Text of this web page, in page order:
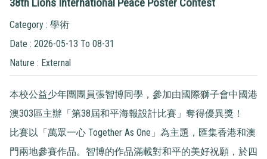
38th Lions International Peace Poster Contest
Category : 學術
Date : 2026-05-13 To 08-31
Nature : External
本校公益少年團團員張智博同學，參加由國際獅子會中國港
澳303區主辦「第38屆和平海報設計比賽」奪得優異獎！
比賽以「萬眾一心 Together As One」為主題，匯集香港和澳
門兩地參賽作品。智博的作品滿載對和平的美好祝願，於四